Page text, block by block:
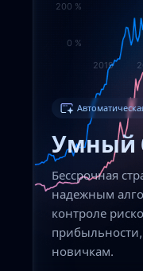
200 %
0 %
2019
Умный
Бессрочная
надежным
контроле
прибыльности,
новичкам.